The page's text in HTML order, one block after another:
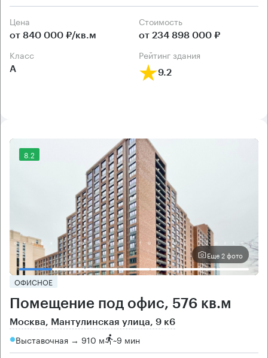
Цена
от 840 000 ₽/кв.м
Cтоимость
от 234 898 000 ₽
класс
А
рейтинг здания
9.2
8.2
Еще 2 фото
ОФИСНОЕ
Помещение под офис, 576 кв.м
Москва, Мантулинская улица, 9 к6
Выставочная → 910 м ~9 мин